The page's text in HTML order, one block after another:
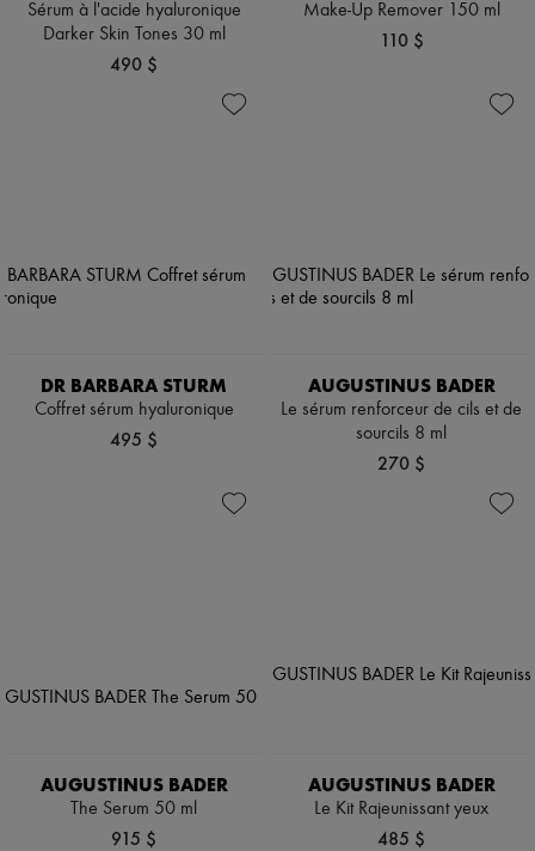
Sérum à l'acide hyaluronique
Darker Skin Tones 30 ml
490 $
Make-Up Remover 150 ml
110 $
DR BARBARA STURM
Coffret sérum hyaluronique
495 $
AUGUSTINUS BADER
Le sérum renforceur de cils et de
sourcils 8 ml
270 $
AUGUSTINUS BADER
The Serum 50 ml
915 $
AUGUSTINUS BADER
Le Kit Rajeunissant yeux
485 $